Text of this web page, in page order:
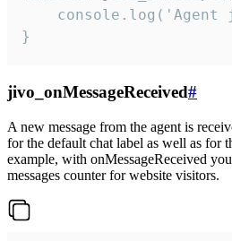
}
jivo_onMessageReceived#
A new message from the agent is
for the default chat label as well as for
example, with onMessageReceived
messages counter for website visitors.